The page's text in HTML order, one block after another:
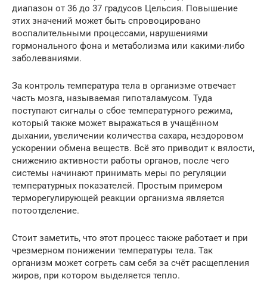
диапазон от 36 до 37 градусов Цельсия. Повышение
этих значений может быть спровоцировано
воспалительными процессами, нарушениями
гормонального фона и метаболизма или какими-либо
заболеваниями.
За контроль температура тела в организме отвечает
часть мозга, называемая гипоталамусом. Туда
поступают сигналы о сбое температурного режима,
который также может выражаться в учащённом
дыхании, увеличении количества сахара, нездоровом
ускорении обмена веществ. Всё это приводит к вялости,
снижению активности работы органов, после чего
системы начинают принимать меры по регуляции
температурных показателей. Простым примером
терморегулирующей реакции организма является
потоотделение.
Стоит заметить, что этот процесс также работает и при
чрезмерном понижении температуры тела. Так
организм может согреть сам себя за счёт расщепления
жиров, при котором выделяется тепло.